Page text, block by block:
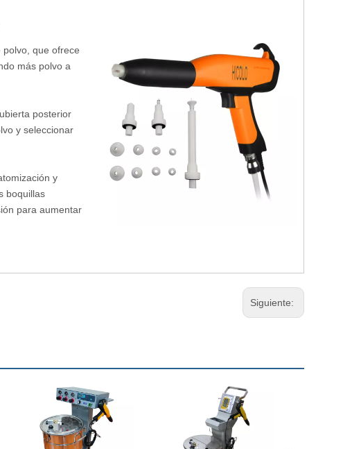
que ofrece
más polvo a
posterior
y seleccionar
y
boquillas
para aumentar
Siguiente: